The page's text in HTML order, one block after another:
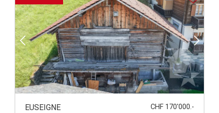
EUSEIGNE
CHF 170'000.-